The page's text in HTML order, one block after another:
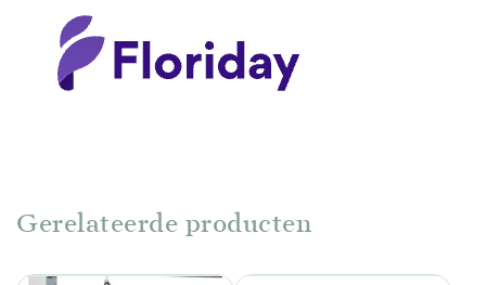
Gerelateerde producten